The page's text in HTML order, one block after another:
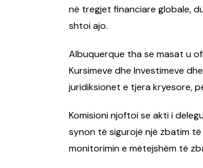
në tregjet financiare globale,
shtoi ajo.
Albuquerque tha se masat u
Kursimeve dhe Investimeve
juridiksionet e tjera kryesore,
Komisioni njoftoi se akti i
synon të sigurojë një zbatim
monitorimin e mëtejshëm të